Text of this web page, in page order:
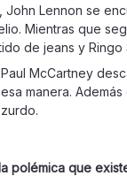
John Lennon se
Mientras que
de jeans y
McCartney
manera.
polémica que